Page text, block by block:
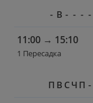
- В - - - -
11:00 → 15:10
1 Пересадка
П В С Ч П -